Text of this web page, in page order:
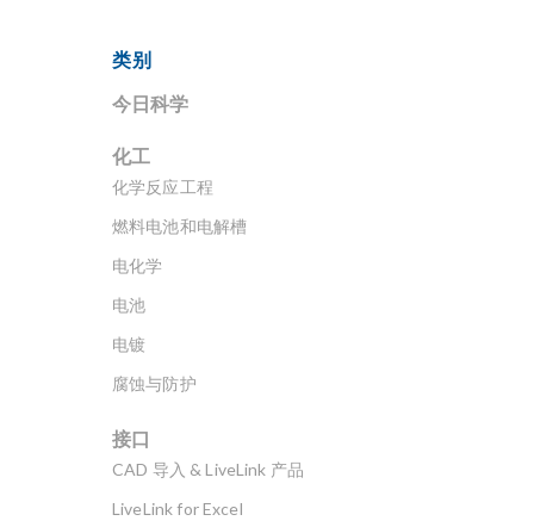
中，由此给定密封
件的封闭区域。这
是通过一个定义在
封闭体积的完整内
部边界上，名为
AreaInt 的积分耦合
算子 完成的。变形
型”上定义的变量
EnclosedArea 定
边界上定义面积积
分。 分别定义封闭
变量的定义。必须
使用负号来计算面
线指向腔体。 计算
类别
今日科学
化工
化学反应工程
燃料电池和电解槽
电化学
电池
电镀
腐蚀与防护
接口
CAD 导入 & LiveLink 产品
LiveLink for Excel